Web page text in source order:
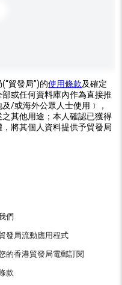
貿發局”)的使用條款及確定
或任何資料庫內作為直接推
/或海外公眾人士使用﹞，
之其他用途；本人確認已獲得
將其個人資料提供予貿發局
們
發局流動應用程式
的香港貿發局電郵訂閱
款